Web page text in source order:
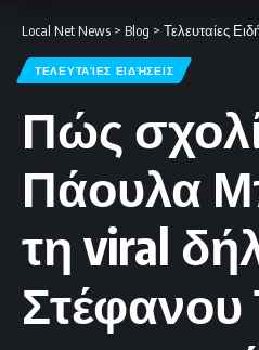
Local Net News > Blog > Τελευταίες
ΤΕΛΕΥΤΑΊΕΣ ΕΙΔΉΣΕΙΣ
Πώς
Πάουλα
τη viral
Στέφανου